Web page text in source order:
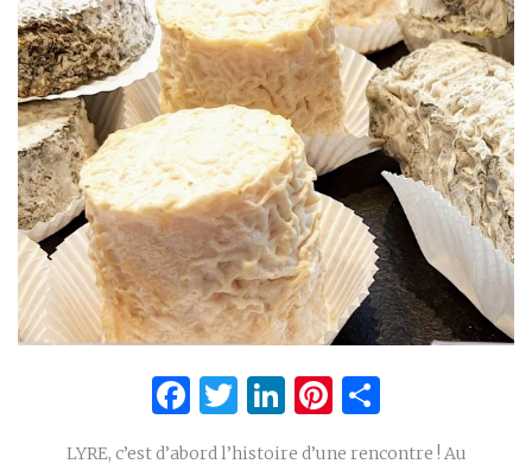
Facebook
Twitter
LinkedIn
Pinterest
LYRE, c’est d’abord l’histoire d’une rencontre ! Au